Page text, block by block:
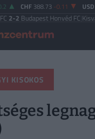
CHF 388.73 -0.11 USD
2-2Budapest Honvéd FC|
KISOKOS